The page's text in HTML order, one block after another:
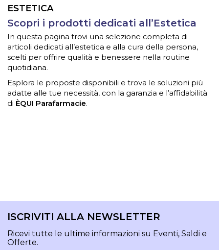
ESTETICA
Scopri i prodotti dedicati all’Estetica
In questa pagina trovi una selezione completa di
articoli dedicati all’estetica e alla cura della persona,
scelti per offrire qualità e benessere nella routine
quotidiana.
Esplora le proposte disponibili e trova le soluzioni più
adatte alle tue necessità, con la garanzia e l’affidabilità
di ÈQUI Parafarmacie.
ISCRIVITI ALLA NEWSLETTER
Ricevi tutte le ultime informazioni su Eventi, Saldi e
Offerte.